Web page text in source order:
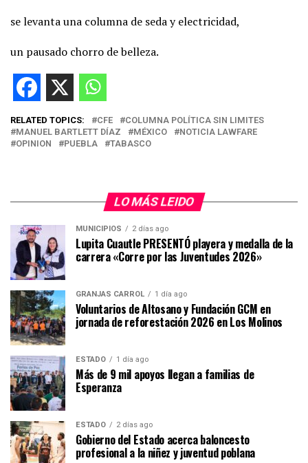
se levanta una columna de seda y electricidad,
un pausado chorro de belleza.
RELATED TOPICS: CFE
COLUMNA POLÍTICA SIN LIMITES
MANUEL BARTLETT DÍAZ
MÉXICO
NOTICIA LAWFARE
OPINION
PUEBLA TABASCO
LO MÁS LEIDO
MUNICIPIOS 2 días ago
Lupita Cuautle PRESENTÓ playera y medalla de la
carrera «Corre por las Juventudes 2026»
GRANJAS CARROL 1 día ago
Voluntarios de Altosano y Fundación GCM en
jornada de reforestación 2026 en Los Molinos
ESTADO 1 día ago
Más de 9 mil apoyos llegan a familias de
Esperanza
ESTADO 2 días ago
Gobierno del Estado acerca baloncesto
profesional a la niñez y juventud poblana